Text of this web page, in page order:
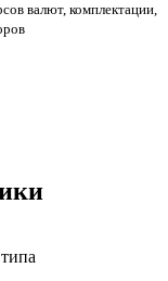
валют, комплектации,